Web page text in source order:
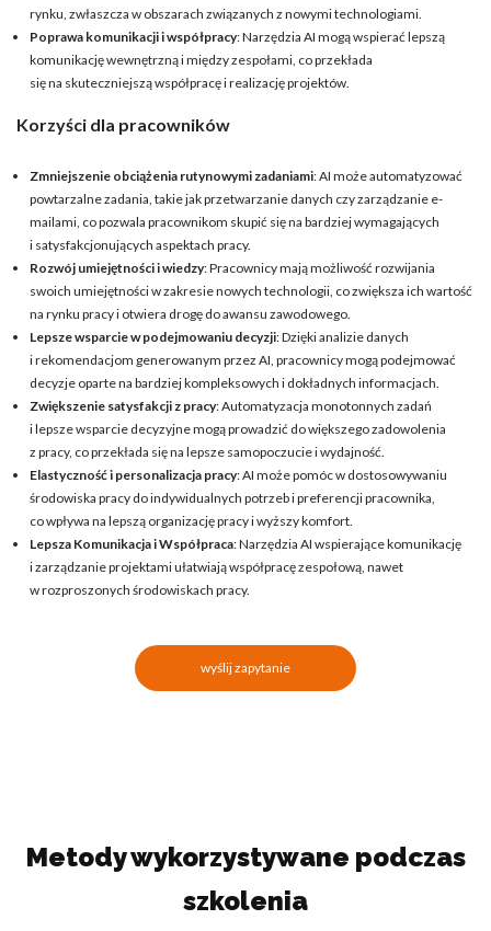
rynku, zwłaszcza w obszarach związanych z nowymi technologiami.
Poprawa komunikacji i współpracy: Narzędzia AI mogą wspierać lepszą
komunikację wewnętrzną i między zespołami, co przekłada
się na skuteczniejszą współpracę i realizację projektów.
Korzyści dla pracowników
Zmniejszenie obciążenia rutynowymi zadaniami: AI może automatyzować
powtarzalne zadania, takie jak przetwarzanie danych czy zarządzanie e-
mailami, co pozwala pracownikom skupić się na bardziej wymagających
i satysfakcjonujących aspektach pracy.
Rozwój umiejętności i wiedzy: Pracownicy mają możliwość rozwijania
swoich umiejętności w zakresie nowych technologii, co zwiększa ich wartość
na rynku pracy i otwiera drogę do awansu zawodowego.
Lepsze wsparcie w podejmowaniu decyzji: Dzięki analizie danych
i rekomendacjom generowanym przez AI, pracownicy mogą podejmować
decyzje oparte na bardziej kompleksowych i dokładnych informacjach.
Zwiększenie satysfakcji z pracy: Automatyzacja monotonnych zadań
i lepsze wsparcie decyzyjne mogą prowadzić do większego zadowolenia
z pracy, co przekłada się na lepsze samopoczucie i wydajność.
Elastyczność i personalizacja pracy: AI może pomóc w dostosowywaniu
środowiska pracy do indywidualnych potrzeb i preferencji pracownika,
co wpływa na lepszą organizację pracy i wyższy komfort.
Lepsza Komunikacja i Współpraca: Narzędzia AI wspierające komunikację
i zarządzanie projektami ułatwiają współpracę zespołową, nawet
w rozproszonych środowiskach pracy.
wyślij zapytanie
Metody wykorzystywane podczas
szkolenia